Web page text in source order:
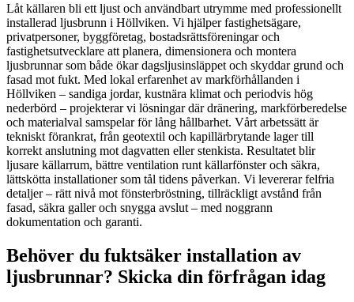
Låt källaren bli ett ljust och användbart utrymme med professionellt
installerad ljusbrunn i Höllviken. Vi hjälper fastighetsägare,
privatpersoner, byggföretag, bostadsrättsföreningar och
fastighetsutvecklare att planera, dimensionera och montera
ljusbrunnar som både ökar dagsljusinsläppet och skyddar grund och
fasad mot fukt. Med lokal erfarenhet av markförhållanden i
Höllviken – sandiga jordar, kustnära klimat och periodvis hög
nederbörd – projekterar vi lösningar där dränering, markförberedelse
och materialval samspelar för lång hållbarhet. Vårt arbetssätt är
tekniskt förankrat, från geotextil och kapillärbrytande lager till
korrekt anslutning mot dagvatten eller stenkista. Resultatet blir
ljusare källarrum, bättre ventilation runt källarfönster och säkra,
lättskötta installationer som tål tidens påverkan. Vi levererar felfria
detaljer – rätt nivå mot fönsterbröstning, tillräckligt avstånd från
fasad, säkra galler och snygga avslut – med noggrann
dokumentation och garanti.
Behöver du fuktsäker installation av
ljusbrunnar? Skicka din förfrågan idag